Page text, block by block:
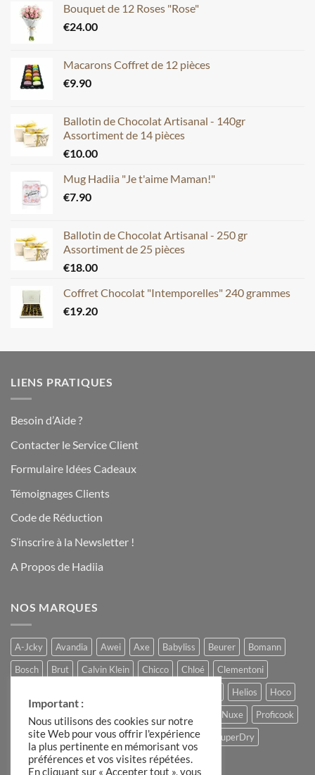
Bouquet de 12 Roses "Rose"
€24.00
Macarons Coffret de 12 pièces
€9.90
Ballotin de Chocolat Artisanal - 140gr
Assortiment de 14 pièces
€10.00
Mug Hadiia "Je t'aime Maman!"
€7.90
Ballotin de Chocolat Artisanal - 250 gr
Assortiment de 25 pièces
€18.00
Coffret Chocolat "Intemporelles" 240 grammes
€19.20
LIENS PRATIQUES
Besoin d’Aide ?
Contacter le Service Client
Formulaire Idées Cadeaux
Témoignages Clients
Code de Réduction
S’inscrire à la Newsletter !
A Propos de Hadiia
NOS MARQUES
A-Jcky Avandia Awei Axe Babyliss Beurer
Bomann
Bosch
Brut Calvin Klein Chicco Chloé
Clementoni
Helios
Hoco
Nuxe
Proficook
Remington
Roberto Cavalli Slike Storck
SuperDry
The Candle Factory
Ulric de Varens
Important :
Nous utilisons des cookies sur notre
site Web pour vous offrir l'expérience
la plus pertinente en mémorisant vos
préférences et vos visites répétées.
En cliquant sur « Accepter tout », vous